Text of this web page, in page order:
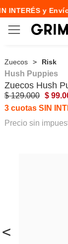
INTERÉS y
Zuecos Risk
<
Hush Puppies
Zuecos Hush
$ 129.000 $
3 cuotas SIN
Precio sin